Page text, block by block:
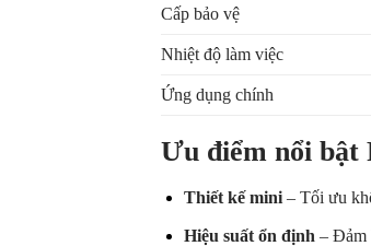
Cấp bảo vệ
Nhiệt độ làm việc
Ứng dụng chính
Ưu điểm nổi
Thiết kế mini– Tối ưu
Hiệu suất ổn định – Đảm